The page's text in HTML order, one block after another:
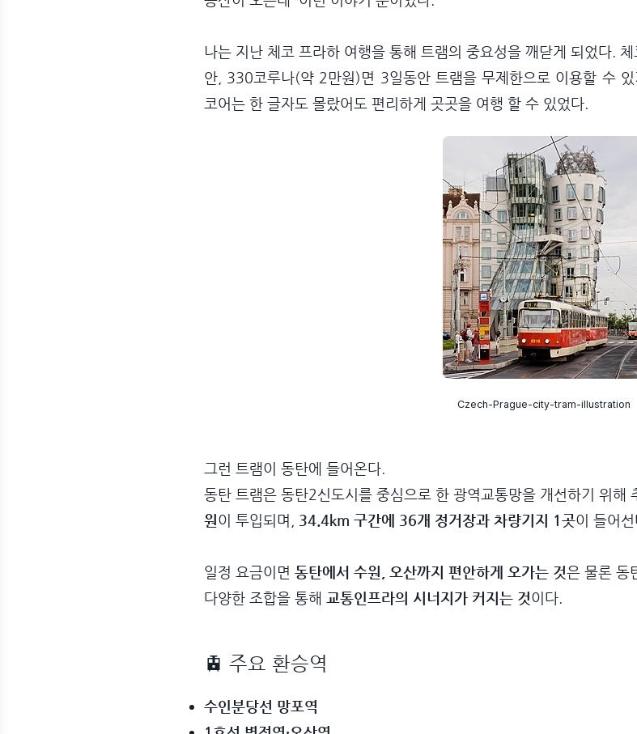
나는 지난 체코 프라하 여행을 통해 트램의 중요성을 깨닫게 되었다.
안, 330코루나(약 2만원)면 3일동안 트램을 무제한으로 이용할 수
코어는 한 글자도 몰랐어도 편리하게 곳곳을 여행 할 수 있었다.
Czech-Prague-city-tram-illustration
그런 트램이 동탄에 들어온다.
동탄 트램은 동탄2신도시를 중심으로 한 광역교통망을 개선하기 위해
원 이 투입되며, 34.4km 구간에 36개 정거장과 차량기지 1곳이 들어선
일정 요금이면 동탄에서 수원, 오산까지 편안하게 오가는 것은 물론 동
다양한 조합을 통해 교통인프라의 시너지가 커지는 것이다.
🚊 주요 환승역
수인분당선 망포역